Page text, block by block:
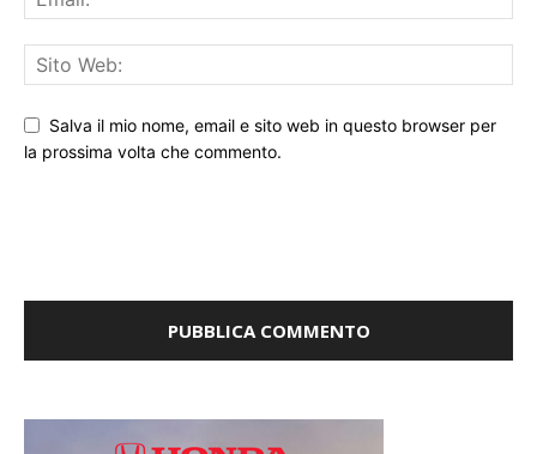
Salva il mio nome, email e sito web in questo browser per
la prossima volta che commento.